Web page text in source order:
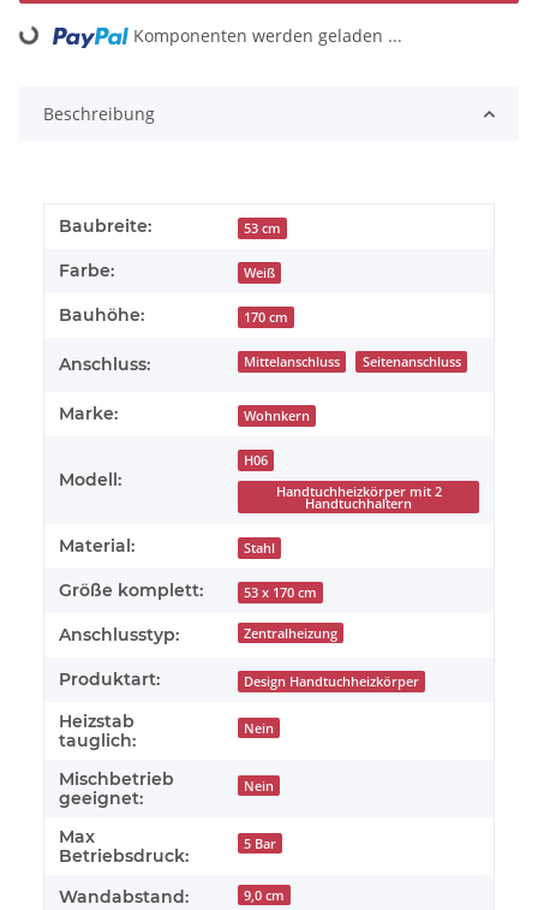
Loading... Komponenten werden geladen ...
Beschreibung
Baubreite: 53 cm
Farbe: Weiß
Bauhöhe: 170 cm
Anschluss: Mittelanschluss Seitenanschluss
Marke: Wohnkern
Modell:
H06
Handtuchheizkörper mit 2
Handtuchhaltern
Material: Stahl
Größe komplett: 53 x 170 cm
Anschlusstyp: Zentralheizung
Produktart: Design Handtuchheizkörper
Heizstab
tauglich:
Nein
Mischbetrieb
geeignet:
Nein
Max
Betriebsdruck:
5 Bar
Wandabstand: 9,0 cm